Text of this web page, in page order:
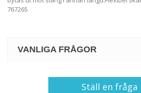
767265
VANLIGA FRÅGOR
Ställ en fråga